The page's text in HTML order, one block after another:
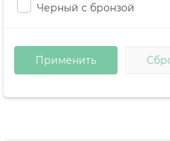
Черный с бронзой